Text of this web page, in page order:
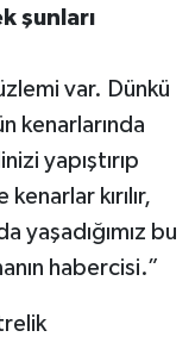
şunları
var. Dünkü
kenarlarında
yapıştırıp
kırılır,
yaşadığımız bu
habercisi.”